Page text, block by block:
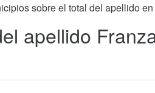
sobre el total del apellido
apellido